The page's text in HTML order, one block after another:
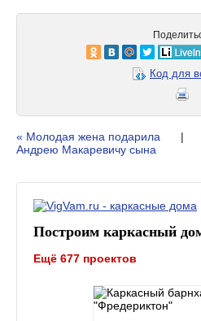
Код для
« Молодая жена подарила
Андрею Макаревичу сына
|
Построим каркасный
Ещё 677 проектов